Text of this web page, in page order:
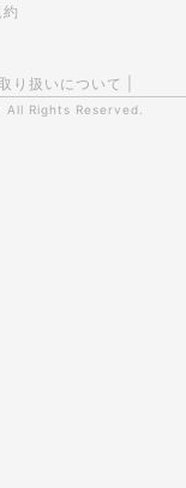
り扱いについて
All Rights Reserved.